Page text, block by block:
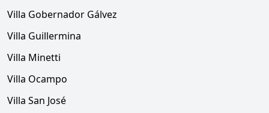
Villa Gobernador Gálvez
Villa Guillermina
Villa Minetti
Villa Ocampo
Villa San José